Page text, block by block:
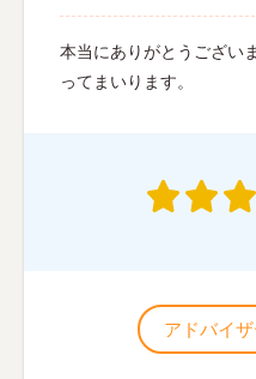
本当にありがとうござい
ってまいります。
アドバイ